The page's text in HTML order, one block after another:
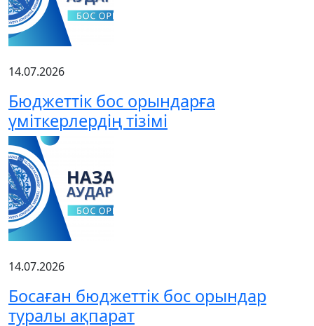
14.07.2026
Бюджеттік бос орындарға
үміткерлердің тізімі
14.07.2026
Босаған бюджеттік бос орындар
туралы ақпарат